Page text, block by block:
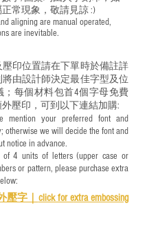
常現象，敬請見諒 :)
aligning are manual operated,
are inevitable.
印位置請在下單時於備註詳
由設計師決定最佳字型及位
；每個材料包首4個字母免費
壓印，可到以下連結加購:
mention your preferred font and
otherwise we will decide the font and
notice in advance.
of 4 units of letters (upper case or
or pattern, please purchase extra
壓字｜ click for extra embossing